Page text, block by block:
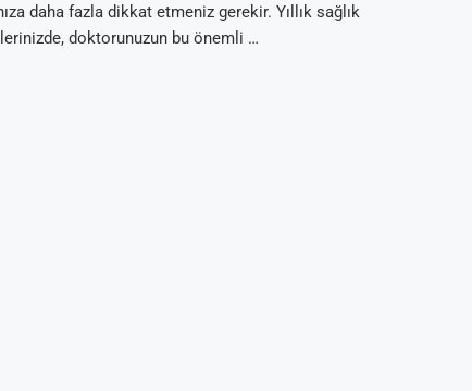
daha fazla dikkat etmeniz gerekir. Yıllık sağlık
doktorunuzun bu önemli …